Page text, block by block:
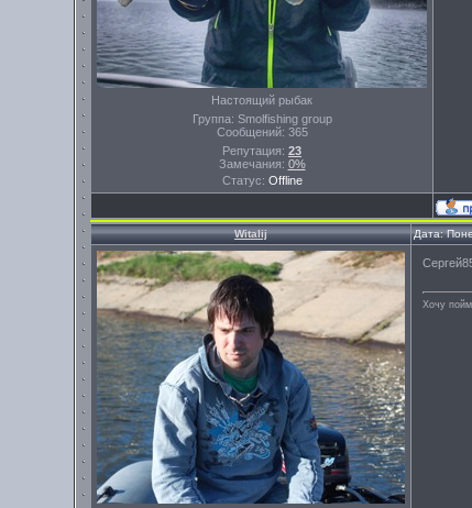
Настоящий рыбак
Группа: Smolfishing group
Сообщений: 365
Репутация: 23
Замечания: 0%
Статус: Offline
Witalij Дата:
Хочу